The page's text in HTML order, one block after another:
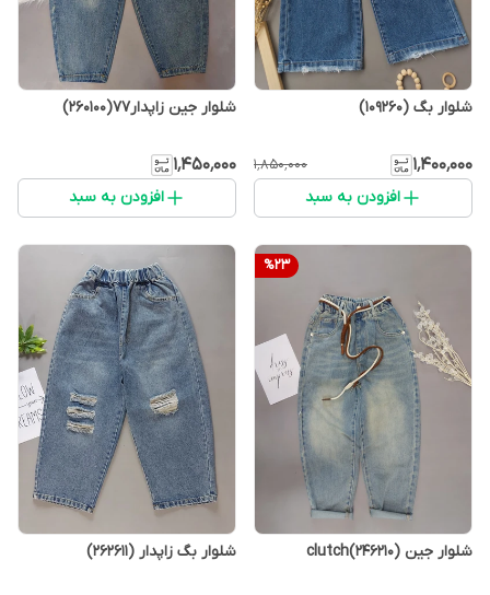
شلوار بگ (109260)
۱٬۴۰۰٬۰۰۰ ۱٬۸۵۰٬۰۰۰
افزودن به سبد
شلوار جین زاپدار77(260100)
۱٬۴۵۰٬۰۰۰
افزودن به سبد
%23
شلوار جین (246210)clutch شلوار بگ زاپدار (262611)